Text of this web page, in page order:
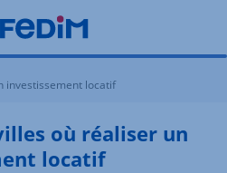
investissement locatif
où réaliser un
locatif